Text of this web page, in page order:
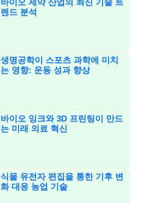
바이오 제약 산업의 최신 기술 트
렌드 분석
생명공학이 스포츠 과학에 미치
는 영향: 운동 성과 향상
바이오 잉크와 3D 프린팅이 만드
는 미래 의료 혁신
식물 유전자 편집을 통한 기후 변
화 대응 농업 기술